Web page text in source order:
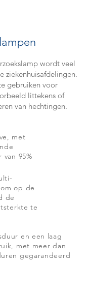
wordt veel
ziekenhuisafdelingen.
gebruiken voor
littekens of
van hechtingen.
met
95%
op de
de
te
en een laag
met meer dan
gegarandeerd